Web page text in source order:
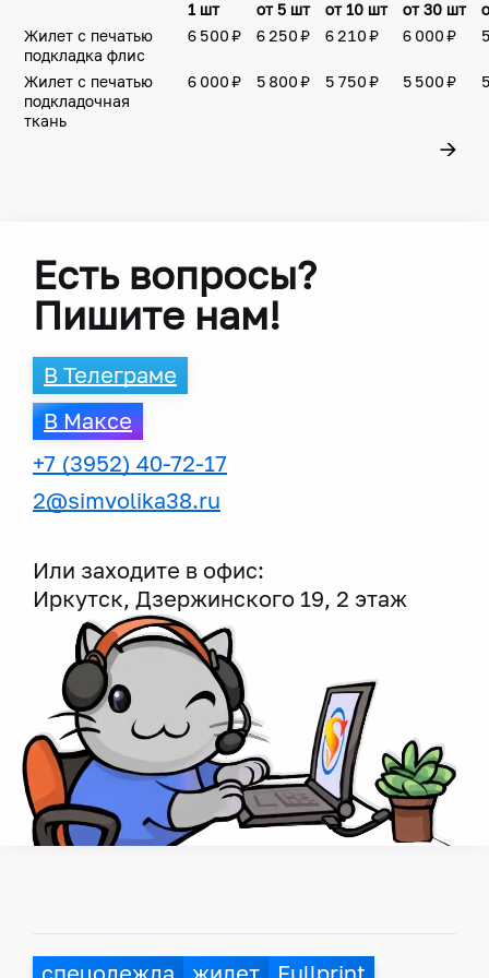
1 шт от 5 шт от 10 шт от 30 шт
Жилет с печатью
подкладка флис
6 500 ₽ 6 250 ₽ 6 210 ₽ 6 000 ₽
Жилет с печатью
подкладочная
ткань
6 000 ₽ 5 800 ₽ 5 750 ₽ 5 500 ₽
→
Есть вопросы?
Пишите нам!
В Телеграме
В Максе
+7 (3952) 40-72-17
2@simvolika38.ru
Или заходите в офис:
Иркутск, Дзержинского 19, 2 этаж
спецодежда жилет
Fullprint